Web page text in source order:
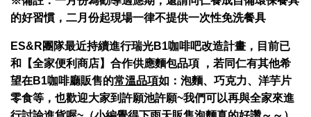
的好習慣，二月份起現場一律不提供一次性免洗餐具
ES&R團隊最近持續進行瑞光B1咖啡吧改造計畫，目前已
和【全家便利商店】合作供應麵包品項 ，若同仁有其他希
望在B1咖啡廳販售的常溫品項如：泡麵、巧克力、洋芋片
零食等，也歡迎大家到許願池許願~我們可以再與全家來進